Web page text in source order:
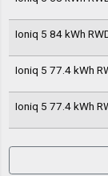
Ioniq 5 84 kWh
Ioniq 5 77.4 kWh
Ioniq 5 77.4 kWh